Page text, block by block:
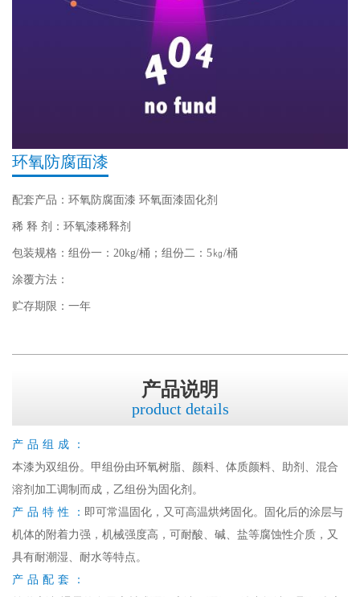
环氧防腐面漆
配套产品：环氧防腐面漆 环氧面漆固化剂
稀 释 剂：环氧漆稀释剂
包装规格：组份一：20kg/桶；组份二：5㎏/桶
涂覆方法：
贮存期限：一年
产品说明
product details
产品组成：
本漆为双组份。甲组份由环氧树脂、颜料、体质颜料、助剂、混合
溶剂加工调制而成，乙组份为固化剂。
产品特性： 即可常温固化，又可高温烘烤固化。固化后的涂层与
机体的附着力强，机械强度高，可耐酸、碱、盐等腐蚀性介质，又
具有耐潮湿、耐水等特点。
产品配套：